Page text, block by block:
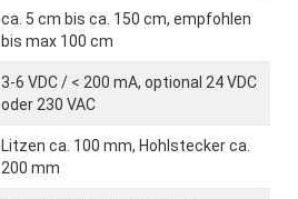
ca. 5 cm bis ca. 150 cm, empfohlen
bis max 100 cm
3-6 VDC / < 200 mA, optional 24 VDC
oder 230 VAC
Litzen ca. 100 mm, Hohlstecker ca.
200 mm